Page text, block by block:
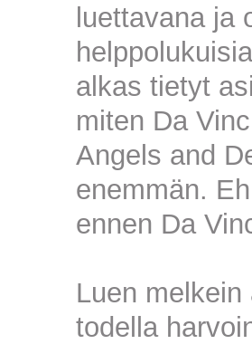
luettavana ja
alkas tietyt
miten Da
Angels and
enemmän.
ennen Da
Luen
todella